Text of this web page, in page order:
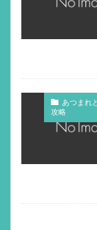
あつまれ
攻略